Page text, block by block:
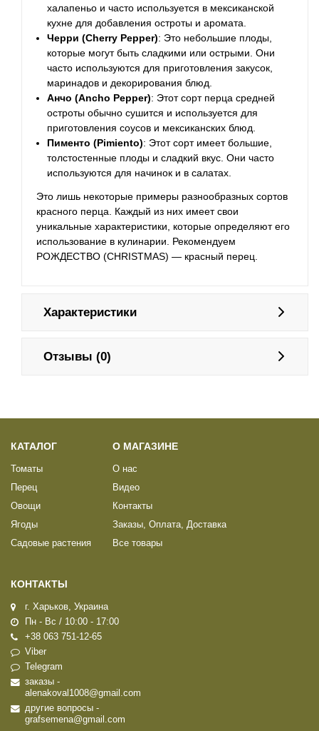
халапеньо и часто используется в мексиканской
кухне для добавления остроты и аромата.
Черри (Cherry Pepper): Это небольшие плоды,
которые могут быть сладкими или острыми. Они
часто используются для приготовления закусок,
маринадов и декорирования блюд.
Анчо (Ancho Pepper): Этот сорт перца средней
остроты обычно сушится и используется для
приготовления соусов и мексиканских блюд.
Пименто (Pimiento): Этот сорт имеет большие,
толстостенные плоды и сладкий вкус. Они часто
используются для начинок и в салатах.
Это лишь некоторые примеры разнообразных сортов
красного перца. Каждый из них имеет свои
уникальные характеристики, которые определяют его
использование в кулинарии. Рекомендуем
РОЖДЕСТВО (CHRISTMAS) — красный перец.
Характеристики
Отзывы (0)
КАТАЛОГ
Томаты
Перец
Овощи
Ягоды
Садовые растения
О МАГАЗИНЕ
О нас
Видео
Контакты
Заказы, Оплата, Доставка
Все товары
КОНТАКТЫ
г. Харьков, Украина
Пн - Вс / 10:00 - 17:00
+38 063 751-12-65
Viber
Telegram
заказы -
alenakoval1008@gmail.com
другие вопросы -
grafsemena@gmail.com